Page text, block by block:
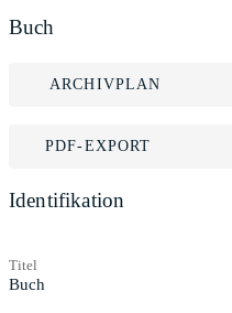
Buch
ARCHIVPLAN
PDF-EXPORT
Identifikation
Titel
Buch